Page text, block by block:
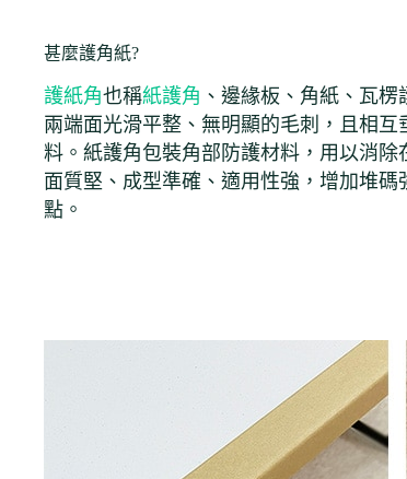
甚麼護角紙?
護紙角也稱紙護角 、邊緣板、角紙、瓦
兩端面光滑平整、無明顯的毛刺，且相
料。紙護角包裝角部防護材料，用以消
面質堅、成型準確、適用性強，增加堆
點。